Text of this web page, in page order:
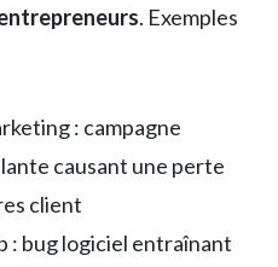
. Exemples
: campagne
causant une perte
client
: bug logiciel entraînant